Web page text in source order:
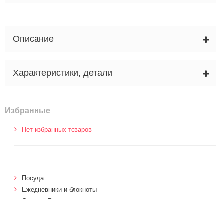
Описание
Характеристики, детали
Избранные
Нет избранных товаров
Посуда
Ежедневники и блокноты